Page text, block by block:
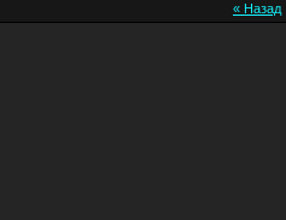
« Назад|